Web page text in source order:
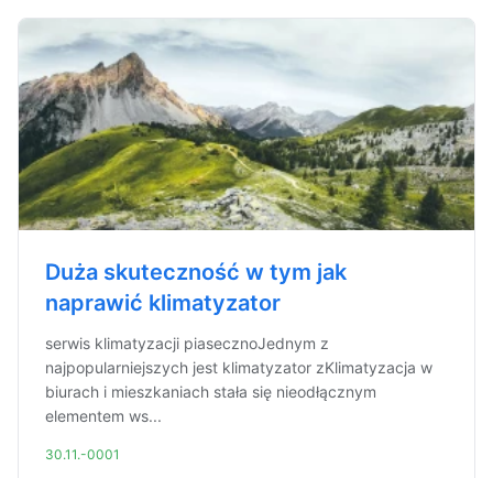
Duża skuteczność w tym jak
naprawić klimatyzator
serwis klimatyzacji piasecznoJednym z
najpopularniejszych jest klimatyzator zKlimatyzacja w
biurach i mieszkaniach stała się nieodłącznym
elementem ws...
30.11.-0001